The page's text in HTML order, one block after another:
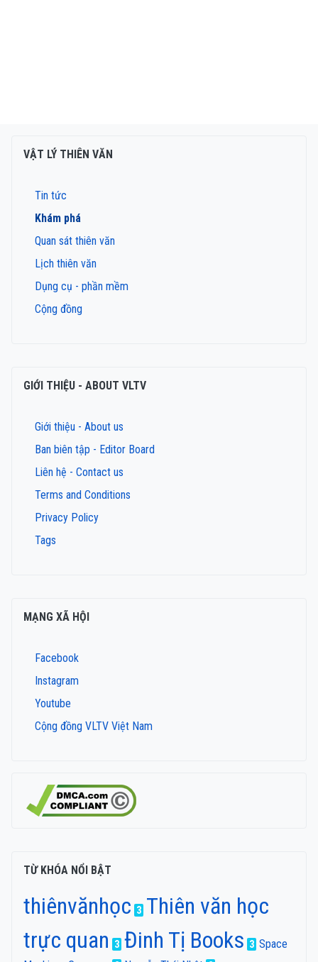
VẬT LÝ THIÊN VĂN
Tin tức
Khám phá
Quan sát thiên văn
Lịch thiên văn
Dụng cụ - phần mềm
Cộng đồng
GIỚI THIỆU - ABOUT VLTV
Giới thiệu - About us
Ban biên tập - Editor Board
Liên hệ - Contact us
Terms and Conditions
Privacy Policy
Tags
MẠNG XÃ HỘI
Facebook
Instagram
Youtube
Cộng đồng VLTV Việt Nam
TỪ KHÓA NỔI BẬT
thiênvănhọc 3 Thiên văn học
trực quan
3 Đinh Tị Books 3 Space